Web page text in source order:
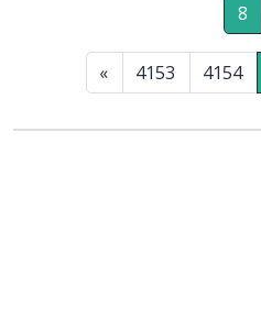
8
« 4153 4154